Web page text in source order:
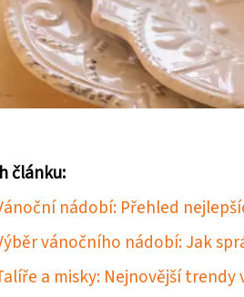
článku:
nádobí: Přehled
vánočního nádobí: Jak
a misky: Nejnovější